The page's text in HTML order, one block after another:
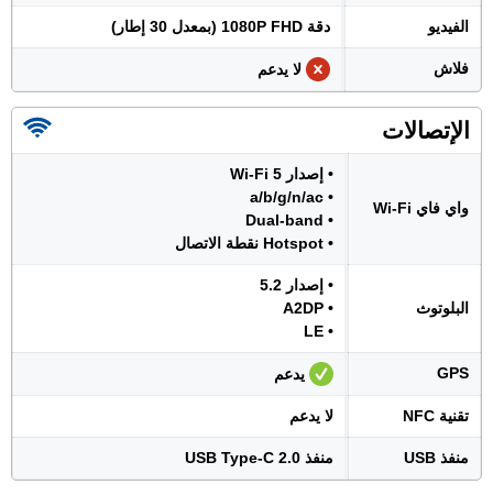
الفيديو دقة 1080P FHD (بمعدل 30 إطار)
فلاش لا يدعم
الإتصالات
واي فاي Wi-Fi
• إصدار Wi-Fi 5
• a/b/g/n/ac
• Dual-band
• Hotspot نقطة الاتصال
البلوتوث
• إصدار 5.2
• A2DP
• LE
GPS يدعم
تقنية NFC لا يدعم
منفذ USB منفذ USB Type-C 2.0